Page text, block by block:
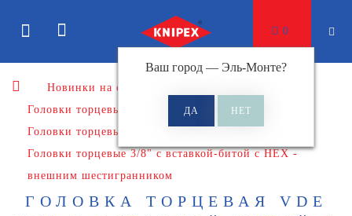
Ваш город — Эль-Монте?
0
Новинки на сайте
Головки торцевые, трещотки и аксессуары
Головки торцевые
Головки торцевые 3/8" с вставкой-битой с HEX -
внешним шестигранником
ГОЛОВКА ТОРЦЕВАЯ VDE